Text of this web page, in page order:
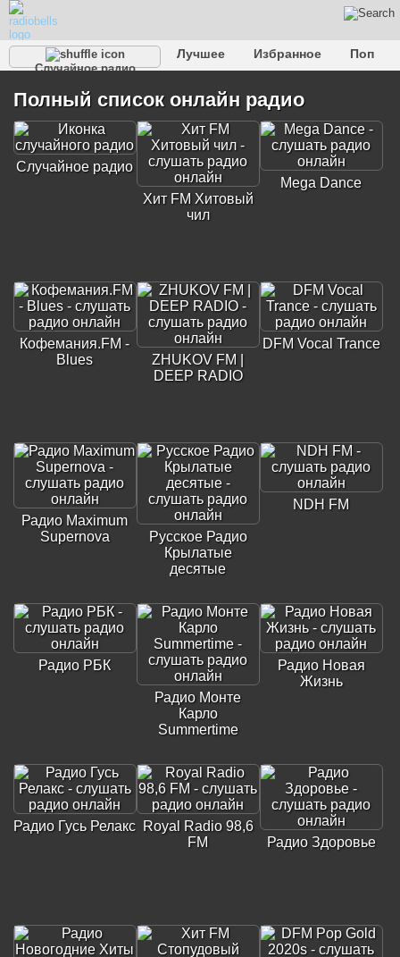
Случайное радио
Лучшее Избранное
Поп
Разговорное
Рэп Транс Дип-хаус
Джаз
Детское Классическое
Полный список онлайн радио
Случайное радио
Хит FM Хитовый
чил
Mega Dance
Кофемания.FM -
Blues
ZHUKOV FM |
DEEP RADIO
DFM Vocal Trance
Радио Maximum
Supernova
Русское Радио
Крылатые
десятые
NDH FM
Радио РБК
Радио Монте
Карло
Summertime
Радио Новая
Жизнь
Радио Гусь Релакс Royal Radio 98,6
FM
Радио Здоровье